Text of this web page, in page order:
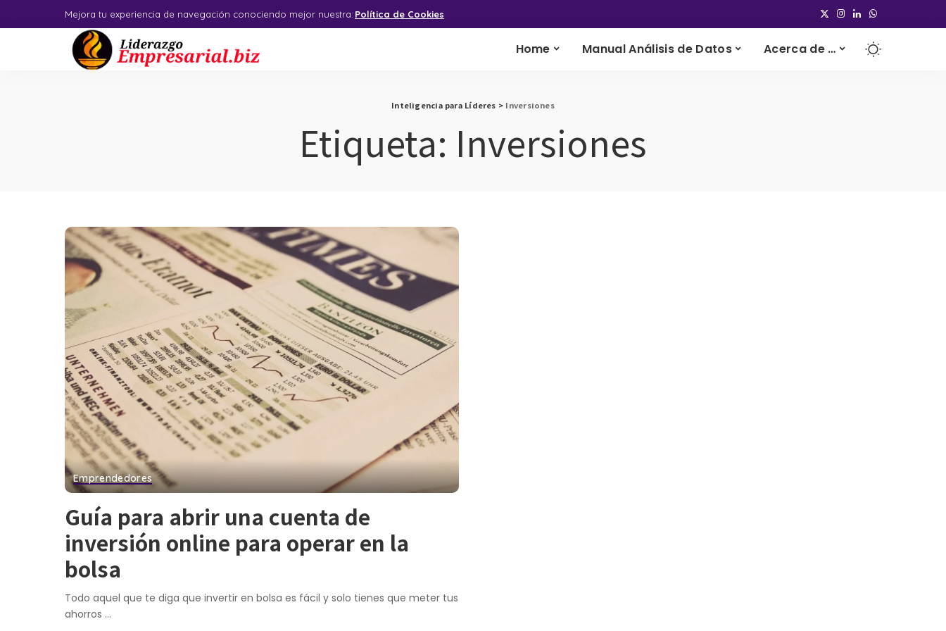
Mejora tu experiencia de navegación conociendo mejor nuestra: Política de Cookies
Home Manual Análisis de Datos Acerca de …
Inteligencia para Líderes > Inversiones
Etiqueta: Inversiones
Emprendedores
Guía para abrir una cuenta de
inversión online para operar en la
bolsa
Todo aquel que te diga que invertir en bolsa es fácil y solo tienes que meter tus
ahorros ...